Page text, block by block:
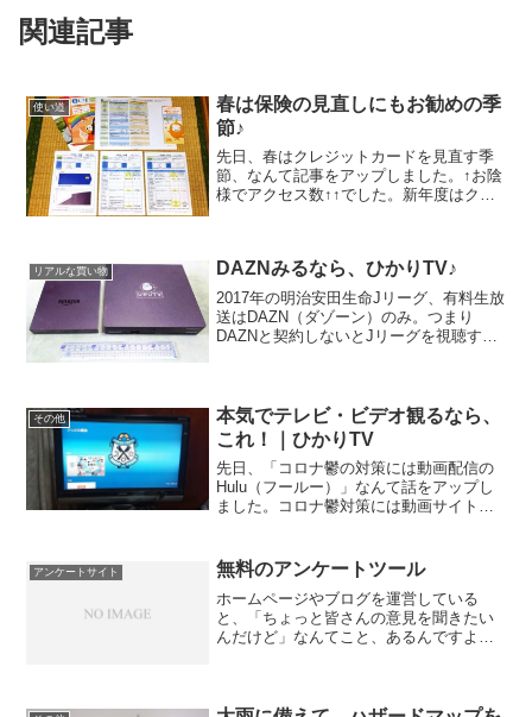
関連記事
使い道
春は保険の見直しにもお勧めの季
節♪
先日、春はクレジットカードを見直す季
節、なんて記事をアップしました。↑お陰
様でアクセス数↑↑でした。新年度はクレ
に保証は薄いけど安価...
リアルな買い物 DAZNみるなら、ひかりTV♪
2017年の明治安田生命Jリーグ、有料生放
送はDAZN（ダゾーン）のみ。つまり
DAZNと契約しないとJリーグを視聴する
その他
本気でテレビ・ビデオ観るなら、
これ！｜ひかりTV
先日、「コロナ鬱の対策には動画配信の
Hulu（フールー）」なんて話をアップし
ました。コロナ鬱対策には動画サイト｜
VODも充実！Huluで動画を観るのも良い
ですが...
アンケートサイト 無料のアンケートツール
ホームページやブログを運営している
と、「ちょっと皆さんの意見を聞きたい
んだけど」なんてこと、あるんですよ
メールしたりしてくださる方っ...